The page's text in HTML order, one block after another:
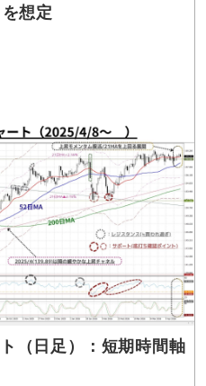
想定
（日足）：短期時間軸